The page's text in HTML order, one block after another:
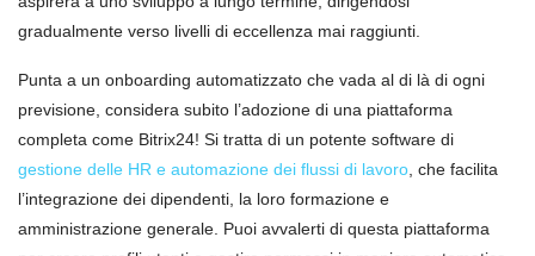
gradualmente verso livelli di eccellenza mai raggiunti.
Punta a un onboarding automatizzato che vada al di là di ogni
previsione, considera subito l’adozione di una piattaforma
completa come Bitrix24! Si tratta di un potente software di
gestione delle HR e automazione dei flussi di lavoro , che facilita
l’integrazione dei dipendenti, la loro formazione e
amministrazione generale. Puoi avvalerti di questa piattaforma